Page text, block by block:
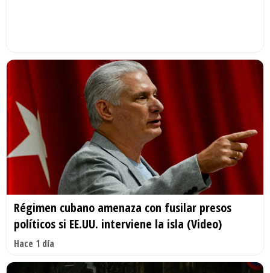
Régimen cubano amenaza con fusilar presos
políticos si EE.UU. interviene la isla (Video)
Hace 1 día